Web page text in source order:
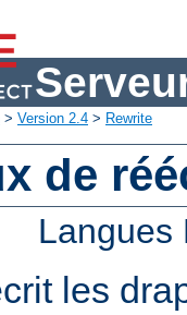
> Version 2.4 > Rewrite
de
les